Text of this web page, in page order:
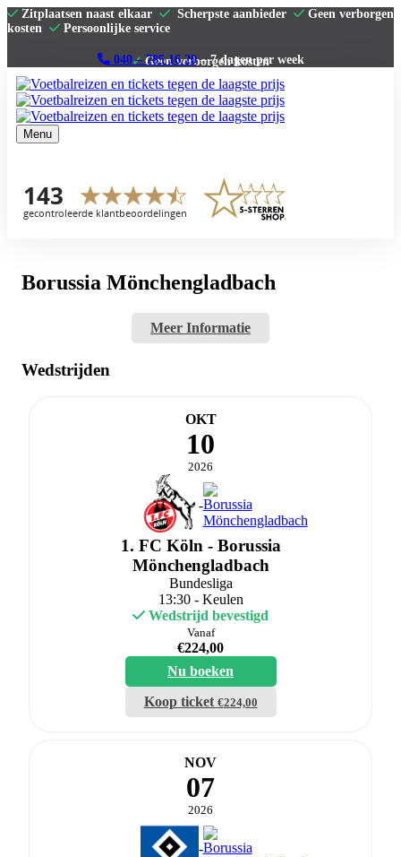
Zitplaatsen naast elkaar Scherpste aanbieder
Geen verborgen
kosten
Persoonlijke service
040 – 785 16 20– 7 dagen per week
Menu
La Liga
Serie A
Borussia Mönchengladbach
Meer Informatie
Wedstrijden
OKT
10
2026
-
1. FC Köln - Borussia
Mönchengladbach
Bundesliga
13:30 - Keulen
Wedstrijd bevestigd
Vanaf
€224,00
Nu boeken
Koop ticket €224,00
NOV
07
2026
-